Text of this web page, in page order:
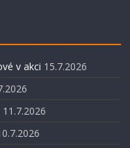
v akci 15.7.2026
11.7.2026